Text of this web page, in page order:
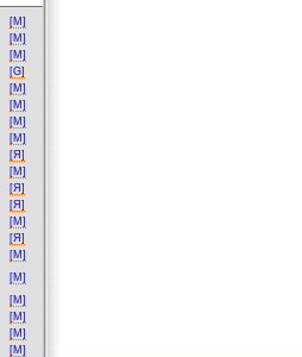
[M]
[M]
[M]
[G]
[M]
[M]
[M]
[M]
[Я]
[M]
[Я]
[Я]
[M]
[Я]
[M]
[M]
[M]
[M]
[M]
[M]